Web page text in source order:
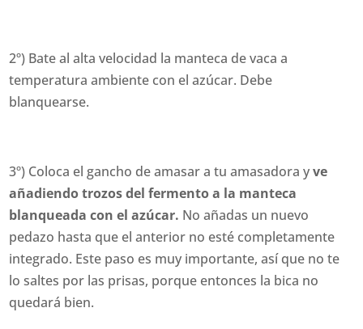
2º) Bate al alta velocidad la manteca de vaca a
temperatura ambiente con el azúcar. Debe
blanquearse.
3º) Coloca el gancho de amasar a tu amasadora yve
añadiendo trozos del fermento a la manteca
blanqueada con el azúcar. No añadas un nuevo
pedazo hasta que el anterior no esté completamente
integrado. Este paso es muy importante, así que no te
lo saltes por las prisas, porque entonces la bica no
quedará bien.